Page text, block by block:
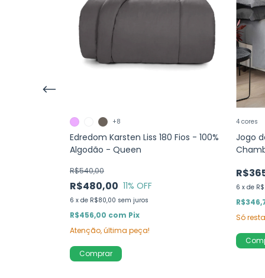
Edredom Karsten Liss 180 Fios - 100%
Algodão - Queen
R$480,00
R$540,00
11% OFF
6 x de R$80,00 sem juros
R$456,00 com Pix
Atenção, última peça!
+8
Comprar
Jogo
6 x de
Só
4 cores